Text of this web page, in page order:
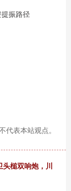
振路径
表本站观点。
槌双响炮，川